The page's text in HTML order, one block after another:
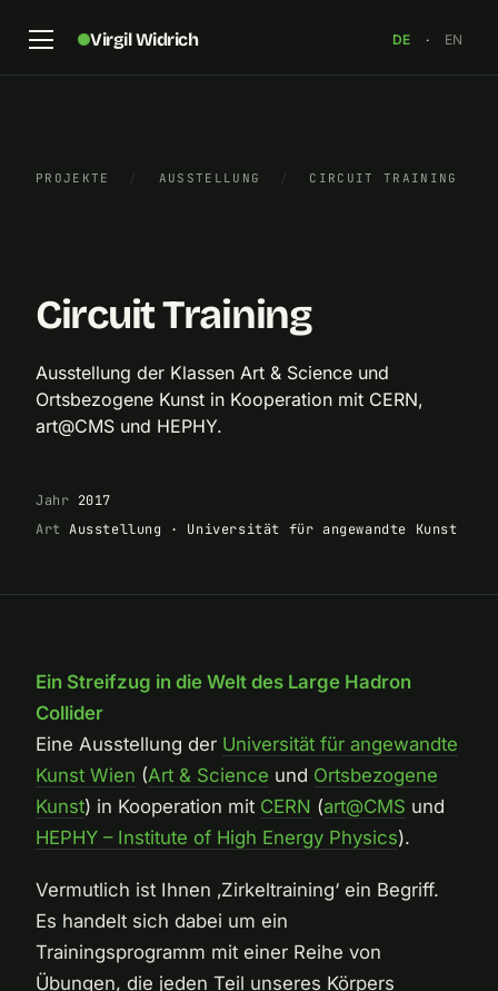
Virgil Widrich DE · EN
PROJEKTE / AUSSTELLUNG / CIRCUIT TRAINING
„Circuit Training“, 2017, Grafik Design: Matilde Igual
Circuit Training
Ausstellung der Klassen Art & Science und
Ortsbezogene Kunst in Kooperation mit CERN,
art@CMS und HEPHY.
Jahr 2017
Art Ausstellung · Universität für angewandte Kunst
Ein Streifzug in die Welt des Large Hadron
Collider
Eine Ausstellung der Universität für angewandte
Kunst Wien (Art & Science und Ortsbezogene
Kunst) in Kooperation mit CERN (art@CMS und
HEPHY – Institute of High Energy Physics).
Vermutlich ist Ihnen ‚Zirkeltraining‘ ein Begriff.
Es handelt sich dabei um ein
Trainingsprogramm mit einer Reihe von
Übungen, die jeden Teil unseres Körpers